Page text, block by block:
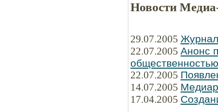
Новости
29.07.2005
22.07.2005 Анонс
общественностью
22.07.2005
14.07.2005
17.04.2005